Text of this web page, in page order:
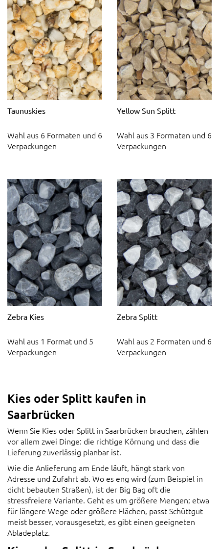
Taunuskies
Wahl aus 6 Formaten und 6
Verpackungen
Yellow Sun Splitt
Wahl aus 3 Formaten und 6
Verpackungen
Zebra Kies
Wahl aus 1 Format und 5
Verpackungen
Zebra Splitt
Wahl aus 2 Formaten und 6
Verpackungen
Kies oder Splitt kaufen in
Saarbrücken
Wenn Sie Kies oder Splitt in Saarbrücken brauchen, zählen
vor allem zwei Dinge: die richtige Körnung und dass die
Lieferung zuverlässig planbar ist.
Wie die Anlieferung am Ende läuft, hängt stark von
Adresse und Zufahrt ab. Wo es eng wird (zum Beispiel in
dicht bebauten Straßen), ist der Big Bag oft die
stressfreiere Variante. Geht es um größere Mengen; etwa
für längere Wege oder größere Flächen, passt Schüttgut
meist besser, vorausgesetzt, es gibt einen geeigneten
Abladeplatz.